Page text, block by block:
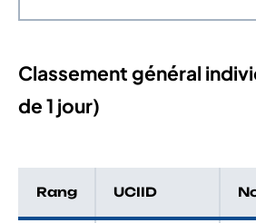
Classement général
de 1 jour)
Rang UCIID